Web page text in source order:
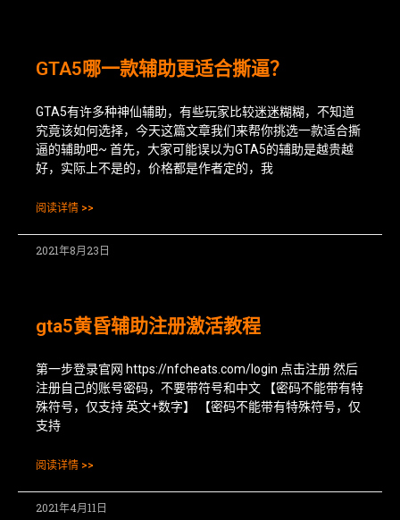
GTA5哪一款辅助更适合撕逼？
GTA5有许多种神仙辅助，有些玩家比较迷迷糊糊，不知道
究竟该如何选择，今天这篇文章我们来帮你挑选一款适合撕
逼的辅助吧~ 首先，大家可能误以为GTA5的辅助是越贵越
好，实际上不是的，价格都是作者定的，我
阅读详情 >>
2021年8月23日
gta5黄昏辅助注册激活教程
第一步登录官网 https://nfcheats.com/login 点击注册 然后
注册自己的账号密码，不要带符号和中文 【密码不能带有特
殊符号，仅支持 英文+数字】 【密码不能带有特殊符号，仅
支持
阅读详情 >>
2021年4月11日